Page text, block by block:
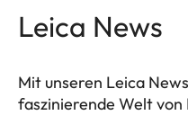
zusätzlichen
Leica News
Mit unseren Leica
faszinierende Welt